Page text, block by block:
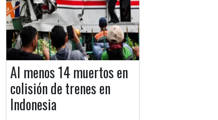
Al menos 14 muertos en
colisión de trenes en
Indonesia